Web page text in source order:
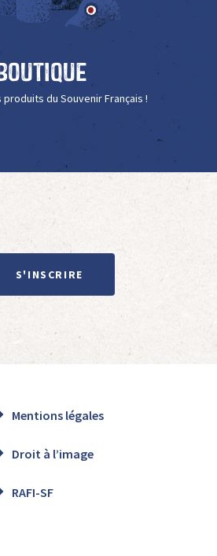
du Souvenir Français !
S'INSCRIRE
Mentions légales
Droit à l’image
RAFI-SF